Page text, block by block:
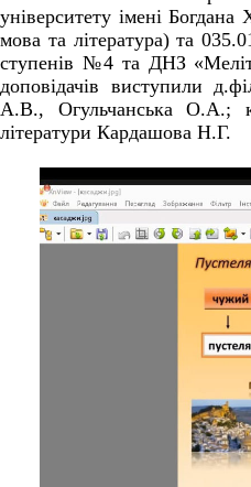
університету імені
мова та література) та
ступенів №4 та ДНЗ
доповідачів виступили
А.В., Огульчанська О.А.;
літератури Кардашова Н.Г.